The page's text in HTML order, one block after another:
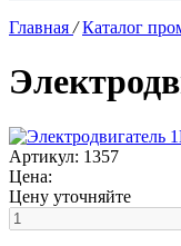
Главная / Каталог
Артикул: 1357
Цена:
Цену уточняйте